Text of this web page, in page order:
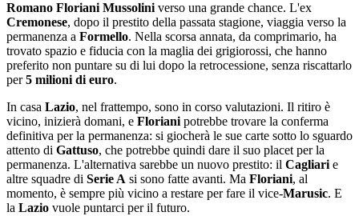
Romano Floriani Mussolini verso una grande chance. L'ex
Cremonese, dopo il prestito della passata stagione, viaggia verso la
permanenza a Formello. Nella scorsa annata, da comprimario, ha
trovato spazio e fiducia con la maglia dei grigiorossi, che hanno
preferito non puntare su di lui dopo la retrocessione, senza riscattarlo
per5 milioni di euro.
In casa Lazio, nel frattempo, sono in corso valutazioni. Il ritiro è
vicino, inizierà domani, e Floriani potrebbe trovare la conferma
definitiva per la permanenza: si giocherà le sue carte sotto lo sguardo
attento di Gattuso, che potrebbe quindi dare il suo placet per la
permanenza. L'alternativa sarebbe un nuovo prestito: il Cagliari e
altre squadre di Serie A si sono fatte avanti. Ma Floriani, al
momento, è sempre più vicino a restare per fare il vice-Marusic. E
la Lazio vuole puntarci per il futuro.